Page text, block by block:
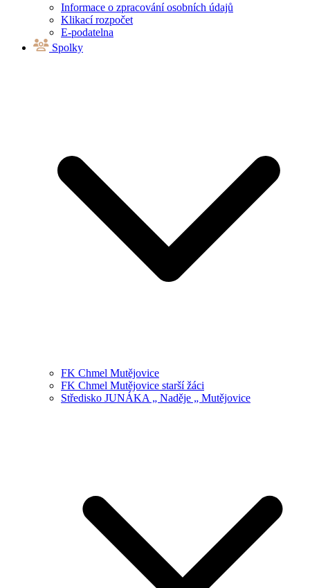
Informace o zpracování osobních údajů
Klikací rozpočet
E-podatelna
Spolky
FK Chmel Mutějovice
FK Chmel Mutějovice starší žáci
Středisko JUNÁKA „ Naděje „ Mutějovice